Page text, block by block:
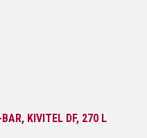
KIVITEL DF, 270 L